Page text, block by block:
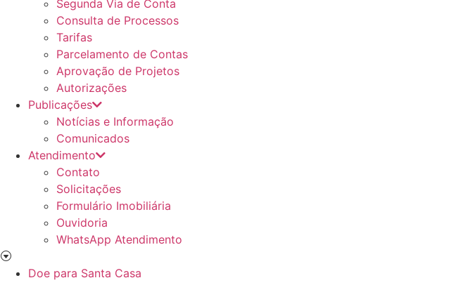
Segunda Via de Conta
Consulta de Processos
Tarifas
Parcelamento de Contas
Aprovação de Projetos
Autorizações
Publicações
Notícias e Informação
Comunicados
Atendimento
Contato
Solicitações
Formulário Imobiliária
Ouvidoria
WhatsApp Atendimento
Doe para Santa Casa